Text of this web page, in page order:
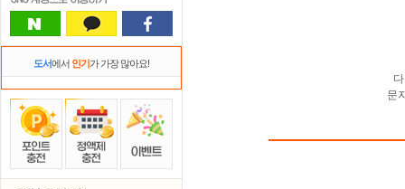
도서에서 인기가 가장 많아요!
문